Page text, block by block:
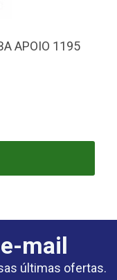
APOIO 1195
mail
últimas ofertas.